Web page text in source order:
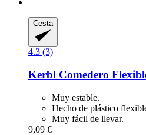
Cesta
4.3 (3)
Kerbl Comedero
Muy estable.
Hecho de plástico
Muy fácil de llevar.
9,09 €